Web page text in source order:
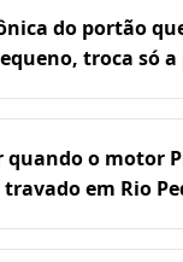
do portão
troca só a
quando o motor
em Rio